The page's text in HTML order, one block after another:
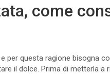
come
per questa ragione bisogna
il dolce. Prima di metterla